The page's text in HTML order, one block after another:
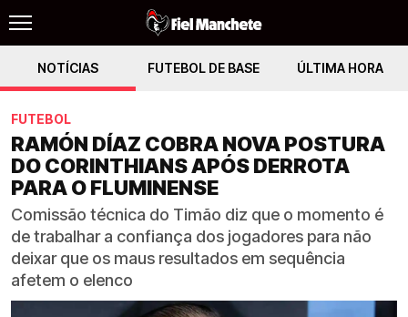
NOTÍCIAS FUTEBOL DE BASE ÚLTIMA HORA
FUTEBOL
RAMÓN DÍAZ COBRA NOVA POSTURA
DO CORINTHIANS APÓS DERROTA
PARA O FLUMINENSE
Comissão técnica do Timão diz que o momento é
de trabalhar a confiança dos jogadores para não
deixar que os maus resultados em sequência
afetem o elenco